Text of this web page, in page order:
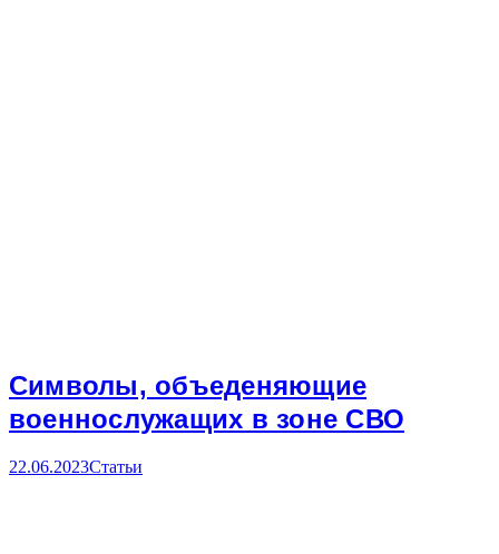
Символы, объеденяющие
военнослужащих в зоне СВО
22.06.2023Статьи